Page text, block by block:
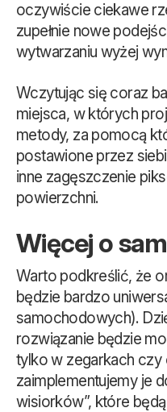
oczywiście ciekawe
zupełnie nowe
wytwarzaniu wyżej
Wczytując się coraz
miejsca, w których
metody, za pomocą
postawione przez
inne zagęszczenie
powierzchni.
Więcej o
Warto podkreślić, że
będzie bardzo
samochodowych).
rozwiązanie będzie
tylko w zegarkach
zaimplementujemy je
wisiorków”, które